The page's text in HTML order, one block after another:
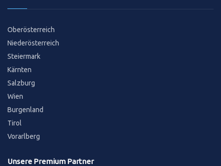
Oberösterreich
Niederösterreich
Steiermark
Kärnten
Salzburg
Wien
Burgenland
Tirol
Vorarlberg
Unsere Premium Partner